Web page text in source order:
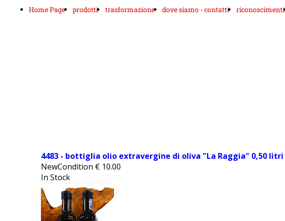
Home Page prodotti trasformazione dove siamo - contatti riconoscimenti
4483 - bottiglia olio extravergine di oliva "La Raggia" 0,50 litri
NewCondition € 10.00
In Stock